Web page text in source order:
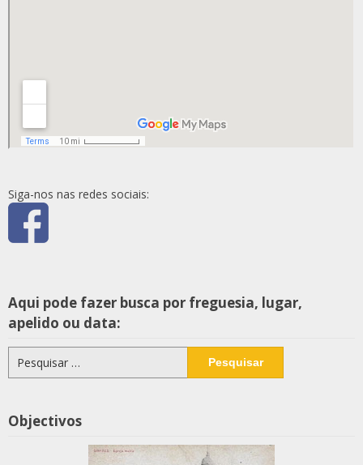
Siga-nos nas redes sociais:
Aqui pode fazer busca por freguesia, lugar,
apelido ou data:
por:
Objectivos